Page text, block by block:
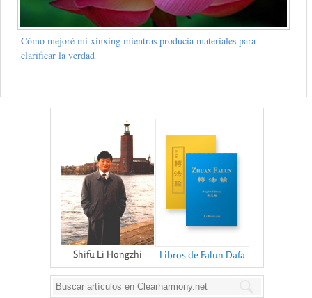
Cómo mejoré mi xinxing mientras producía materiales para
clarificar la verdad
Shifu Li Hongzhi Libros de Falun Dafa